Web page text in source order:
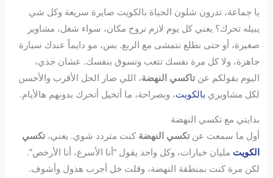
يا جماعة، تدرون شلون الحياة بالكويت صايرة سريعة وكل شي
يبيله تحرك؟ يعني كل يوم لازم نروح مكان، سواء شغل، مشاوير
صغيرة، أو حتى نطلع نتمشى مع الربع. بس، مو دايماً عندك سيارة
جاهزة، ولا كل مرة نفسك تتعب وتسوق بنفسك. عشان جذي،
اليوم بقولكم عنتاكسي النهضة، اللي صار الحل الأقرب والأحسن
لكل مشاويري بالكويت، وبصراحة، ما أتخيل أتحرك بدونهم هالأيام.
بدايتي مع تكسي النهضة
أول ما سمعت عنتكسي النهضة كنت متردد شوي. يعني،تكسي
الكويت مليان خيارات، وكل واحد يقول “أنا الأسرع، أنا الأرخص”.
لكن مرة كنت بمنطقة النهضة، وقلت خل أجرب هذول وأشوف.